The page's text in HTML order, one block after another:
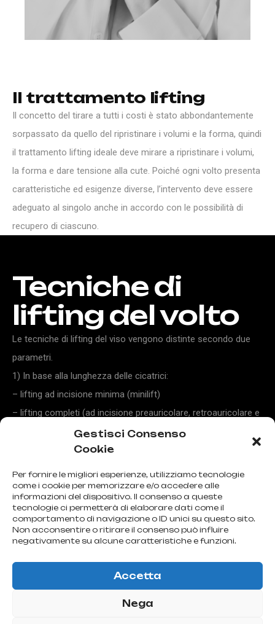
Gestisci Consenso
Cookie
Per fornire le migliori esperienze, utilizziamo tecnologie
come i cookie per memorizzare e/o accedere alle
informazioni del dispositivo. Il consenso a queste
tecnologie ci permetterà di elaborare dati come il
comportamento di navigazione o ID unici su questo sito.
Non acconsentire o ritirare il consenso può influire
negativamente su alcune caratteristiche e funzioni.
Accetta
Nega
Il trattamento lifting
Il concetto del tirare a tutti i costi è stato abbondantemente
sorpassato da quello del ripristinare i volumi e la forma, quindi
il trattamento lifting ideale deve mirare a ripristinare i volumi,
la forma e dare tensione alla cute. Poiché ogni volto presenta
caratteristiche ed esigenze diverse, l’intervento deve essere
adeguato al singolo anche in accordo con le possibilità di
recupero di ciascuno.
Tecnichedi
liftingdelvolto
Le tecniche di lifting del viso vengono distinte secondo due
parametri.
1) In base alla lunghezza delle cicatrici:
– lifting ad incisione minima (minilift)
– lifting completi (ad incisione preauricolare, retroauricolare e
– lifting endoscopici
– lifting superficiali
– lifting profondi con dissezione dello smass (struttura
muscolo-aponeurotica profonda)
– lifting profondi con dissezione sottoperiostea